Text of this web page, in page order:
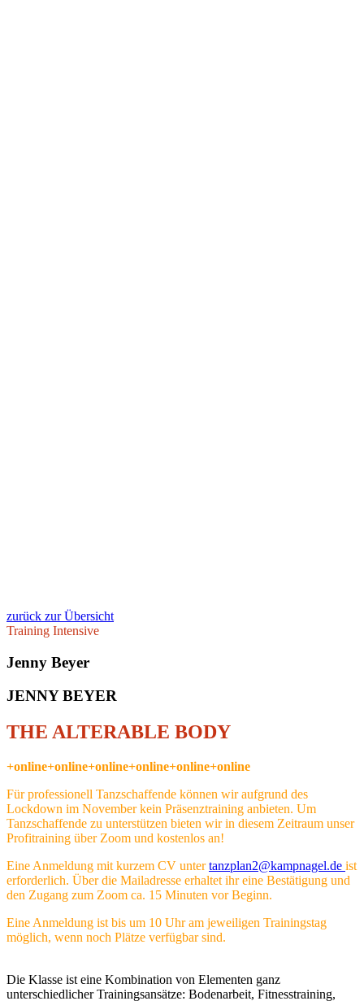
zurück zur Übersicht
Training Intensive
Jenny Beyer
JENNY BEYER
THE ALTERABLE BODY
+online+online+online+online+online+online
Für professionell Tanzschaffende können wir aufgrund des
Lockdown im November kein Präsenztraining anbieten. Um
Tanzschaffende zu unterstützen bieten wir in diesem Zeitraum unser
Profitraining über Zoom und kostenlos an!
Eine Anmeldung mit kurzem CV untertanzplan2@kampnagel.de ist
erforderlich. Über die Mailadresse erhaltet ihr eine Bestätigung und
den Zugang zum Zoom ca. 15 Minuten vor Beginn.
Eine Anmeldung ist bis um 10 Uhr am jeweiligen Trainingstag
möglich, wenn noch Plätze verfügbar sind.
Die Klasse ist eine Kombination von Elementen ganz
unterschiedlicher Trainingsansätze: Bodenarbeit, Fitnesstraining,